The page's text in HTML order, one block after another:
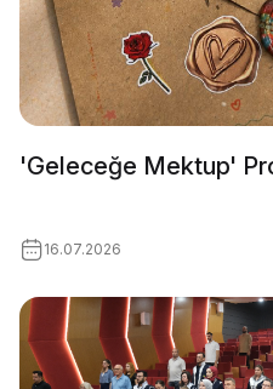
'Geleceğe Mektup'
16.07.2026